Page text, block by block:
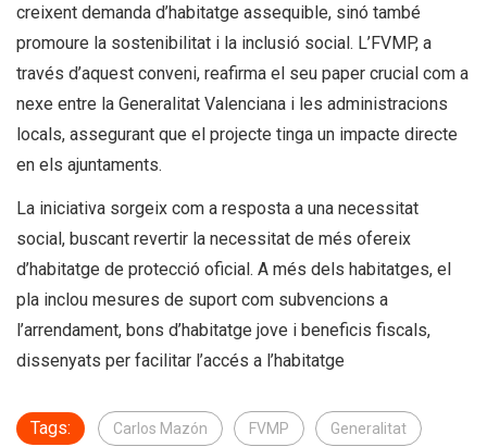
creixent demanda d’habitatge assequible, sinó també
promoure la sostenibilitat i la inclusió social. L’FVMP, a
través d’aquest conveni, reafirma el seu paper crucial com a
nexe entre la Generalitat Valenciana i les administracions
locals, assegurant que el projecte tinga un impacte directe
en els ajuntaments.
La iniciativa sorgeix com a resposta a una necessitat
social, buscant revertir la necessitat de més ofereix
d’habitatge de protecció oficial. A més dels habitatges, el
pla inclou mesures de suport com subvencions a
l’arrendament, bons d’habitatge jove i beneficis fiscals,
dissenyats per facilitar l’accés a l’habitatge
Tags: Carlos Mazón FVMP Generalitat